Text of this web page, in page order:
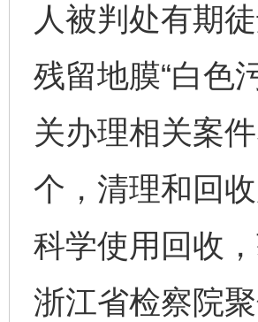
人被判处有期
残留地膜“白色
关办理相关案
个，清理和回
科学使用回收
浙江省检察院